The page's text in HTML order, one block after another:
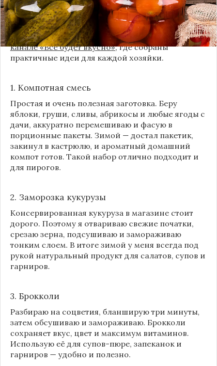
Сегодня я делюсь своими любимыми рецептами
без банок и долгих стерилизаций. Подробнее и с
пошаговыми инструкциями их можно найти на
канале «Все будет вкусно», где собраны
практичные идеи для каждой хозяйки.
1. Компотная смесь
Простая и очень полезная заготовка. Беру
яблоки, груши, сливы, абрикосы и любые ягоды с
дачи, аккуратно перемешиваю и фасую в
порционные пакеты. Зимой — достал пакетик,
закинул в кастрюлю, и ароматный домашний
компот готов. Такой набор отлично подходит и
для пирогов.
2. Заморозка кукурузы
Консервированная кукуруза в магазине стоит
дорого. Поэтому я отвариваю свежие початки,
срезаю зерна, подсушиваю и замораживаю
тонким слоем. В итоге зимой у меня всегда под
рукой натуральный продукт для салатов, супов и
гарниров.
3. Брокколи
Разбираю на соцветия, бланширую три минуты,
затем обсушиваю и замораживаю. Брокколи
сохраняет вкус, цвет и максимум витаминов.
Использую её для супов-пюре, запеканок и
гарниров — удобно и полезно.